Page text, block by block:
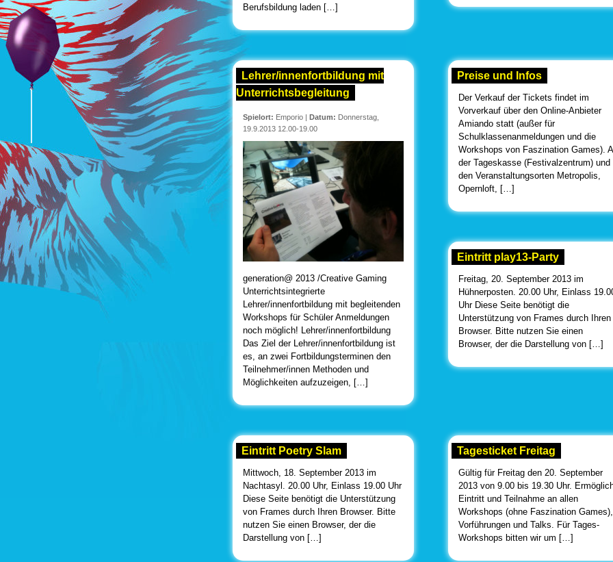
Berufsbildung laden […]
Lehrer/innenfortbildung mit
Unterrichtsbegleitung
Spielort: Emporio | Datum: Donnerstag,
19.9.2013 12.00-19.00
generation@ 2013 /Creative Gaming
Unterrichtsintegrierte
Lehrer/innenfortbildung mit begleitenden
Workshops für Schüler Anmeldungen
noch möglich! Lehrer/innenfortbildung
Das Ziel der Lehrer/innenfortbildung ist
es, an zwei Fortbildungsterminen den
Teilnehmer/innen Methoden und
Möglichkeiten aufzuzeigen, […]
Preise und Infos
Der Verkauf der Tickets findet im
Vorverkauf über den Online-Anbieter
Amiando statt (außer für
Schulklassenanmeldungen und die
Workshops von Faszination Games).
der Tageskasse (Festivalzentrum) und
den Veranstaltungsorten Metropolis,
Opernloft, […]
Eintritt play13-Party
Freitag, 20. September 2013 im
Hühnerposten. 20.00 Uhr, Einlass
Uhr Diese Seite benötigt die
Unterstützung von Frames durch Ihren
Browser. Bitte nutzen Sie einen
Browser, der die Darstellung von […]
Eintritt Poetry Slam
Mittwoch, 18. September 2013 im
Nachtasyl. 20.00 Uhr, Einlass 19.00 Uhr
Diese Seite benötigt die Unterstützung
von Frames durch Ihren Browser. Bitte
nutzen Sie einen Browser, der die
Darstellung von […]
Tagesticket Freitag
Gültig für Freitag den 20. September
2013 von 9.00 bis 19.30 Uhr.
Eintritt und Teilnahme an allen
Workshops (ohne Faszination Games),
Vorführungen und Talks. Für Tages-
Workshops bitten wir um […]